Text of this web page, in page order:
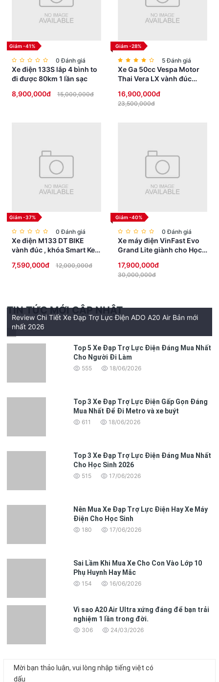
Giảm -41%
0 Đánh giá
Xe điện 133S lắp 4 bình to
đi được 80km 1 lần sạc
8,900,000đ
15,000,000đ
Giảm -28%
5 Đánh giá
Xe Ga 50cc Vespa Motor
Thai Vera LX vành đúc
16,900,000đ
23,500,000đ
Giảm -37%
0 Đánh giá
Xe điện M133 DT BIKE
vành đúc , khóa Smart Key
cao cấp
7,590,000đ 12,000,000đ
Giảm -40%
0 Đánh giá
Xe máy điện VinFast Evo
Grand Lite giành cho Học
17,900,000đ
30,000,000đ
TIN TỨC MỚI CẬP NHẬT
Review Chi Tiết Xe Đạp Trợ Lực Điện ADO A20 Air Bản mới
nhất 2026
Top 5 Xe Đạp Trợ Lực Điện Đáng Mua Nhất
Cho Người Đi Làm
555 18/06/2026
Top 3 Xe Đạp Trợ Lực Điện Gấp Gọn Đáng
Mua Nhất Để Đi Metro và xe buýt
611 18/06/2026
Top 3 Xe Đạp Trợ Lực Điện Đáng Mua Nhất
Cho Học Sinh 2026
515 17/06/2026
Nên Mua Xe Đạp Trợ Lực Điện Hay Xe Máy
Điện Cho Học Sinh
180 17/06/2026
Sai Lầm Khi Mua Xe Cho Con Vào Lớp 10
Phụ Huynh Hay Mắc
154 16/06/2026
Vì sao A20 Air Ultra xứng đáng để bạn trải
nghiệm 1 lần trong đời.
306 24/03/2026